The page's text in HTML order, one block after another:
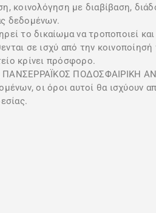
κοινολόγηση με διαβίβαση,
δεδομένων.
το δικαίωμα να τροποποιεί και
σε ισχύ από την
κρίνει πρόσφορο.
ΠΑΝΣΕΡΡΑΪΚΟΣ ΠΟΔΟΣΦΑΙΡΙΚΗ
οι όροι αυτοί θα ισχύουν